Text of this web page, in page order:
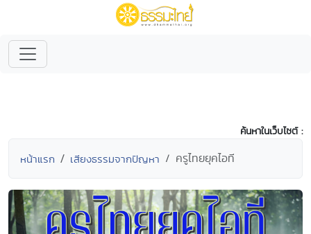
ค้นหาในเว็บไซต์ :
หน้าแรก เสียงธรรมจากปัญหา ครูไทยยุคไอที